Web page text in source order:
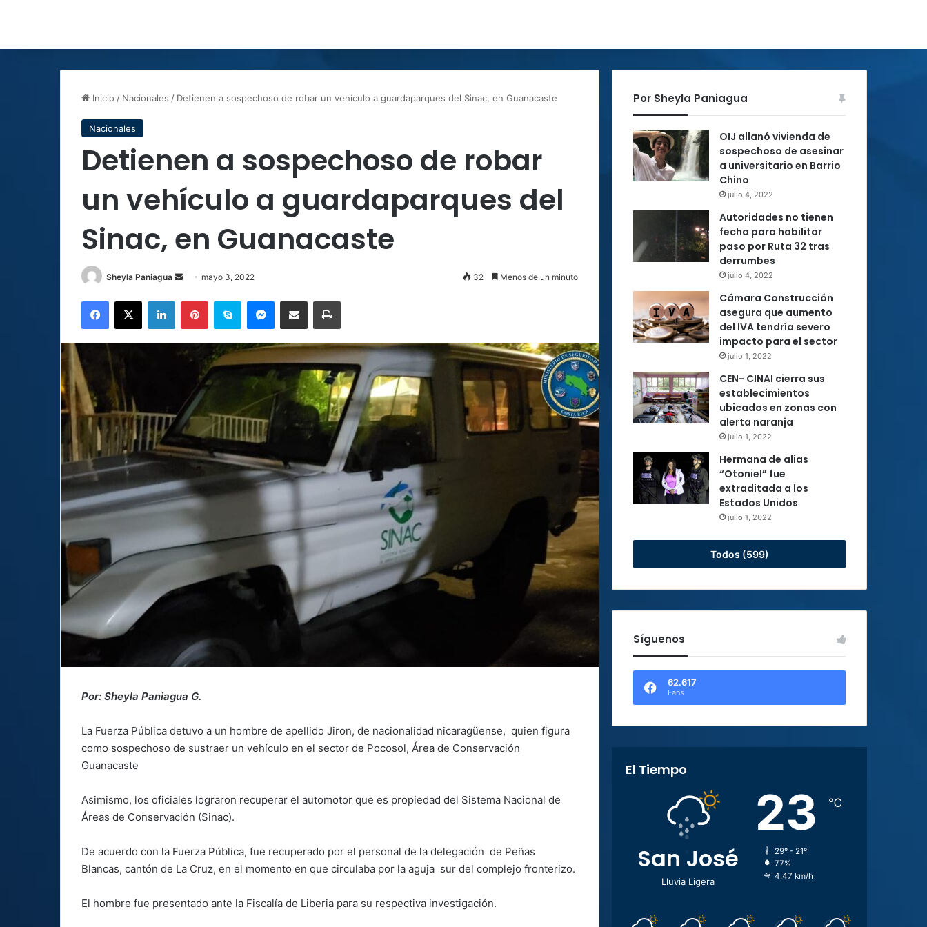
Inicio / Nacionales / Detienen a sospechoso de robar un vehículo a guardaparques del Sinac, en Guanacaste
Nacionales
Detienen a sospechoso de robar
un vehículo a guardaparques del
Sinac, en Guanacaste
Sheyla Paniagua
Send
email
mayo 3, 2022 32 Menos de un minuto
Facebook
X LinkedInPinterestSkype MessengerCompartir por correo electrónicoImprimir
Por: Sheyla Paniagua G.
La Fuerza Pública detuvo a un hombre de apellido Jiron, de nacionalidad nicaragüense, quien figura
como sospechoso de sustraer un vehículo en el sector de Pocosol, Área de Conservación
Guanacaste
Asimismo, los oficiales lograron recuperar el automotor que es propiedad del Sistema Nacional de
Áreas de Conservación (Sinac).
De acuerdo con la Fuerza Pública, fue recuperado por el personal de la delegación de Peñas
Blancas, cantón de La Cruz, en el momento en que circulaba por la aguja sur del complejo fronterizo.
El hombre fue presentado ante la Fiscalía de Liberia para su respectiva investigación.
Por Sheyla Paniagua
OIJ allanó vivienda de
sospechoso de asesinar
a universitario en Barrio
Chino
julio 4, 2022
Autoridades no tienen
fecha para habilitar
paso por Ruta 32 tras
derrumbes
julio 4, 2022
Cámara Construcción
asegura que aumento
del IVA tendría severo
impacto para el sector
julio 1, 2022
CEN- CINAI cierra sus
establecimientos
ubicados en zonas con
alerta naranja
julio 1, 2022
Hermana de alias
“Otoniel” fue
extraditada a los
Estados Unidos
julio 1, 2022
Todos (599)
Síguenos
62.617
Fans
El Tiempo
San José
Lluvia Ligera
23 ℃
29º - 21º
77%
4.47 km/h